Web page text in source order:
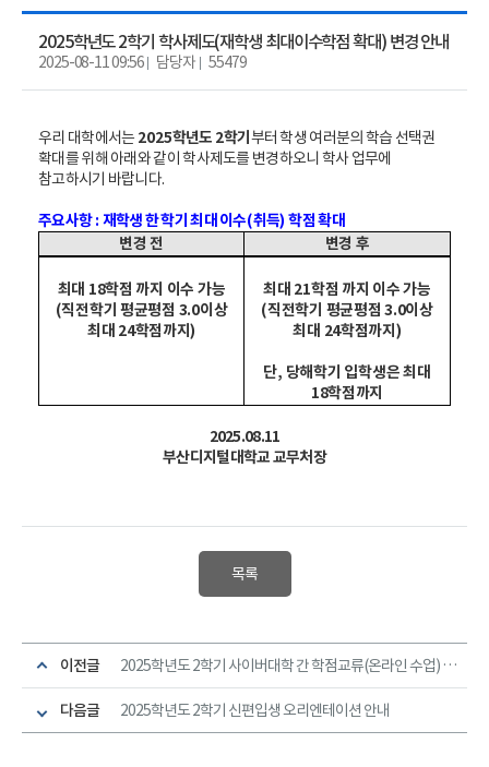
2025학년도 2학기 학사제도(재학생 최대이수학점 확대) 변경 안내
2025-08-11 09:56 담당자 55479
우리 대학에서는 2025학년도 2학기 부터 학생 여러분의 학습 선택권
확대를 위해 아래와 같이 학사제도를 변경하오니 학사 업무에
참고하시기 바랍니다.
주요사항: 재학생 한 학기 최대 이수(취득)학점 확대
변경 전
변경 후
최대 18학점 까지 이수 가능
(직전학기 평균평점 3.0이상
최대 24학점까지)
최대 21학점 까지 이수 가능
(직전학기 평균평점3.0이상
최대 24학점까지 )
단, 당해학기 입학생은 최대
18학점까지
2025.08.11
부산디지털대학교 교무처장
목록
이전글 2025학년도 2학기 사이버대학 간 학점교류(온라인 수업) 과목 개설안내
다음글 2025학년도 2학기 신편입생 오리엔테이션 안내